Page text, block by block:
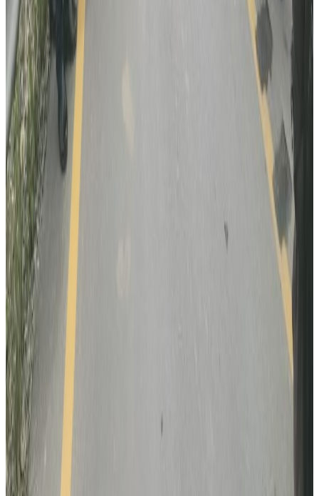
अष्ट्रेलियामा नर्सको तलब पाँचौं पटक वृद्धि
२०२६ अगस्ट ३
पाकिस्तानको ब्रोड पिकमा हिमपहिरो: बेपत्तामध्ये २
जनाको शव फेला
२०२६ अगस्ट १
कुवेतमा ड्रोन आक्रमणमा नेपालीको मृत्यु, मध्यपूर्व
तनावमा ज्यान गुमाउने नेपालीको संख्या दुई
२०२६ अगस्ट १
सुनसरी घटनामा सर्वदलीय बैठक: सरकारको
भूमिकामाथि विपक्षी दलहरूको प्रश्न
भौतिक पूर्वाधारमन्त्री आफैंले गाडि चलाएर उद्घाटन
अनुमतिबिनै सञ्चालन भएको साउदी सिप प्रमाणीकरण
केन्द्रमा सरकारको तालाबन्दी